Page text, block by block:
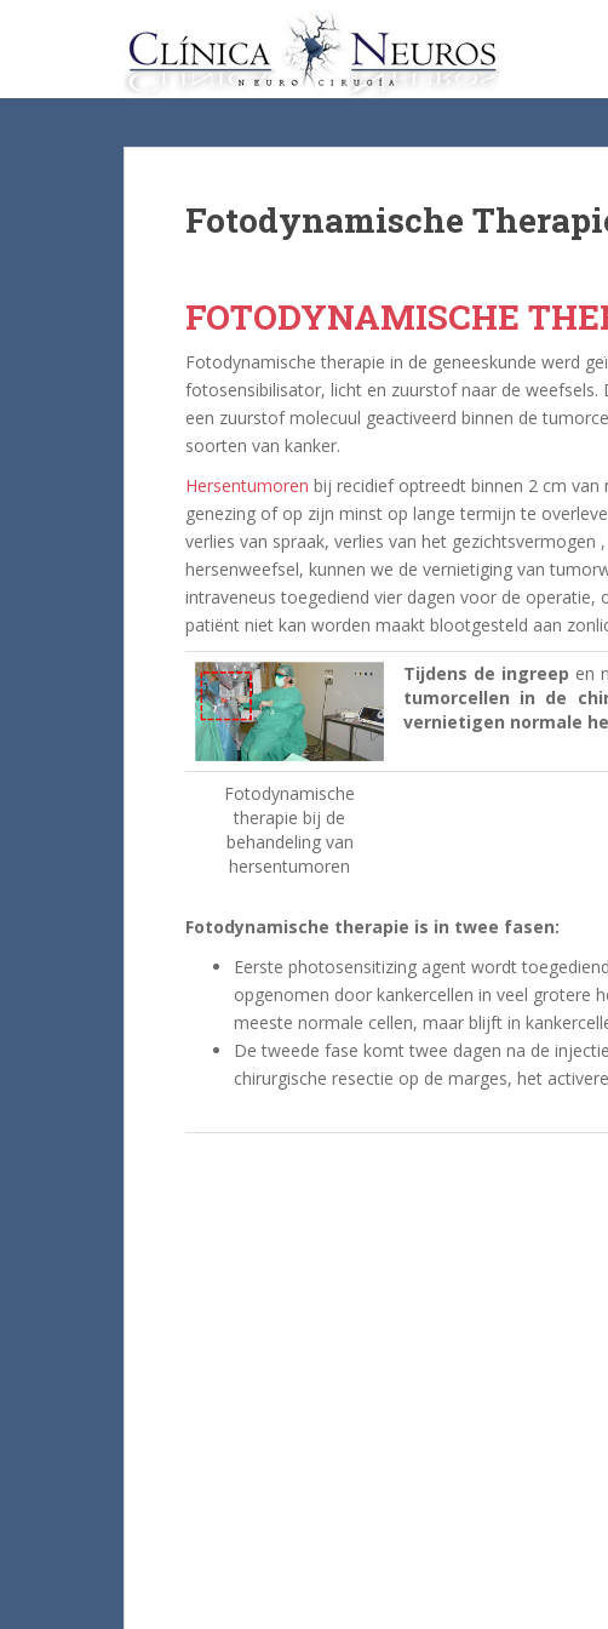
p
Fotodynamische
FOTODYNAMISCHE
Fotodynamische therapie in de geneeskunde werd
fotosensibilisator, licht en zuurstof naar de weefsels.
een zuurstof molecuul geactiveerd binnen de
soorten van kanker.
Hersentumoren bij recidief optreedt binnen 2 cm van
genezing of op zijn minst op lange termijn te
verlies van spraak, verlies van het gezichtsvermogen
hersenweefsel, kunnen we de vernietiging van
intraveneus toegediend vier dagen voor de
patiënt niet kan worden maakt blootgesteld aan
Tijdens de ingreep en
tumorcellen in de
vernietigen normale
Fotodynamische
therapie bij de
behandeling van
hersentumoren
Fotodynamische therapie is in twee fasen:
Eerste photosensitizing agent wordt
opgenomen door kankercellen in veel grotere
meeste normale cellen, maar blijft in
De tweede fase komt twee dagen na de
chirurgische resectie op de marges, het